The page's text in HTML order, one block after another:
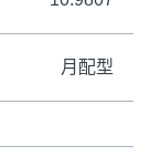
月配型